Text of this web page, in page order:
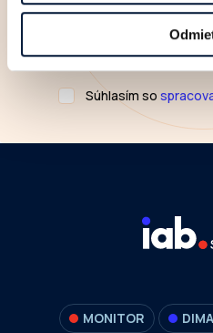
Súhlasím so
MONITOR